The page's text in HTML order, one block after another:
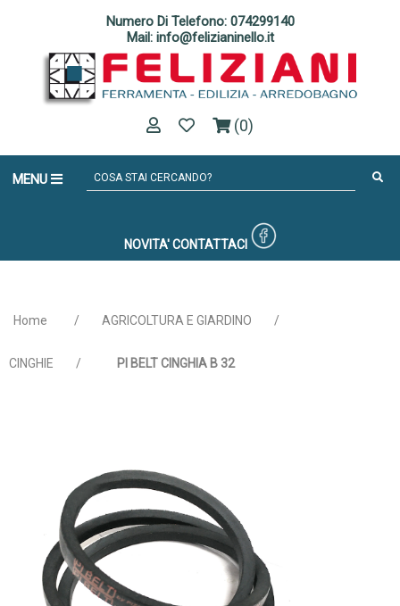
Numero Di Telefono: 074299140
Mail: info@felizianinello.it
(0)
MENU
NOVITA' CONTATTACI
Home / AGRICOLTURA E GIARDINO /
CINGHIE / PI BELT CINGHIA B 32